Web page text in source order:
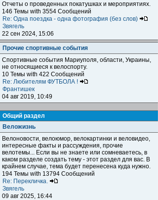
Отчеты о проведенных покатушках и мероприятиях.
146 Темы with 3554 Сообщений
Re: Одна поездка - одна фотография (без слов)
Звягель
22 сен 2024, 15:06
Прочие спортивные события
Спортивные события Мариуполя, области, Украины,
не относящиеся к велоспорту.
10 Темы with 422 Сообщений
Re: Любителям ФУТБОЛА !
Франтишек
04 авг 2019, 10:49
Общий раздел
Веложизнь
Велоновости, велоюмор, велокартинки и веловидео,
интересные факты и рассуждения, прочие
велотемы... Если вы не знаете или сомневаетесь, в
каком разделе создать тему - этот раздел для вас. В
крайнем случае, тема будет перенесена куда нужно.
194 Темы with 13794 Сообщений
Re: Перекличка.
Звягель
09 авг 2025, 16:44